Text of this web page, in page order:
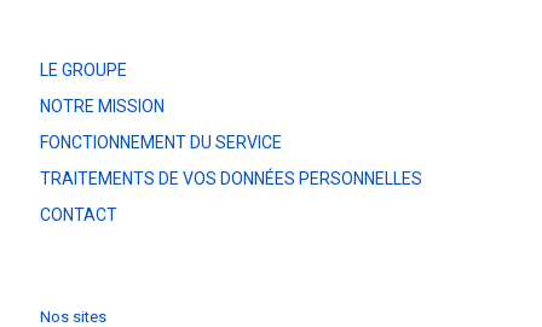
LE GROUPE
NOTRE MISSION
FONCTIONNEMENT DU SERVICE
TRAITEMENTS DE VOS DONNÉES PERSONNELLES
CONTACT
Nos sites